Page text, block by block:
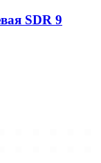
SDR 9